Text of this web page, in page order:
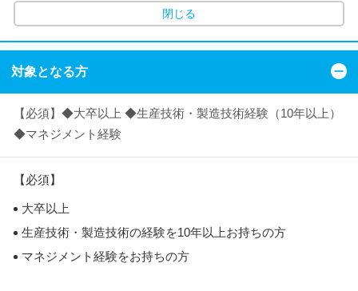
閉じる
対象となる方
【必須】◆大卒以上 ◆生産技術・製造技術経験（10年以上）
◆マネジメント経験
【必須】
大卒以上
生産技術・製造技術の経験を10年以上お持ちの方
マネジメント経験をお持ちの方